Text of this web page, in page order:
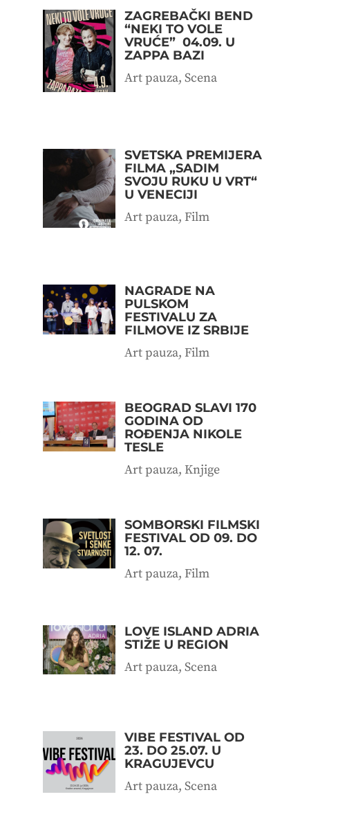
ZAGREBAČKI BEND
“NEKI TO VOLE
VRUĆE” 04.09. U
ZAPPA BAZI
Art pauza, Scena
SVETSKA PREMIJERA
FILMA „SADIM
SVOJU RUKU U VRT“
U VENECIJI
Art pauza, Film
NAGRADE NA
PULSKOM
FESTIVALU ZA
FILMOVE IZ SRBIJE
Art pauza, Film
BEOGRAD SLAVI 170
GODINA OD
ROĐENJA NIKOLE
TESLE
Art pauza, Knjige
SOMBORSKI FILMSKI
FESTIVAL OD 09. DO
12. 07.
Art pauza, Film
LOVE ISLAND ADRIA
STIŽE U REGION
Art pauza, Scena
VIBE FESTIVAL OD
23. DO 25.07. U
KRAGUJEVCU
Art pauza, Scena